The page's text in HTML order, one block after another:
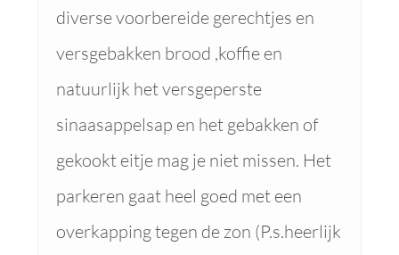
diverse voorbereide gerechtjes en
versgebakken brood ,koffie en
natuurlijk het versgeperste
sinaasappelsap en het gebakken of
gekookt eitje mag je niet missen. Het
parkeren gaat heel goed met een
overkapping tegen de zon (P.s.heerlijk